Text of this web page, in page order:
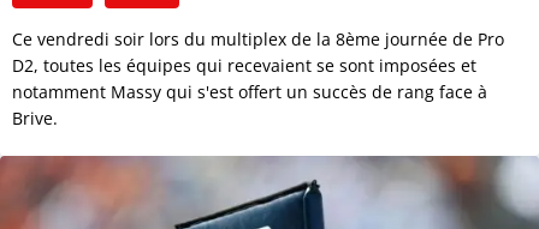
Ce vendredi soir lors du multiplex de la 8ème journée de Pro
D2, toutes les équipes qui recevaient se sont imposées et
notamment Massy qui s'est offert un succès de rang face à
Brive.